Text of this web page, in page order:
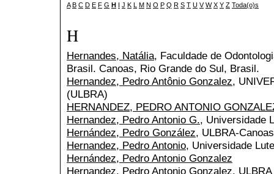
A B C D E F G H I J K L M N O P Q R S T U V W X Y Z Toda(o)s
H
Hernandes, Natália, Faculdade de
Brasil. Canoas, Rio Grande do Sul, Brasil.
Hernandez, Pedro Antônio Gonzalez,
(ULBRA)
HERNANDEZ, PEDRO ANTONIO
Hernandez, Pedro Antonio G., Universidade
Hernández, Pedro González, ULBRA-Canoas
Hernandez, Pedro Antonio, Universidade
Hernández, Pedro Antonio Gonzalez
Hernandez, Pedro Antonio Gonzalez, ULBRA